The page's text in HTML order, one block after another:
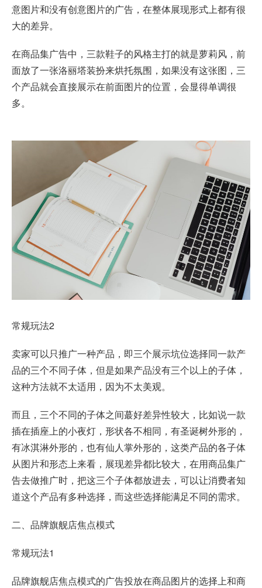
意图片和没有创意图片的广告，在整体展现形式上都有很
大的差异。
在商品集广告中，三款鞋子的风格主打的就是萝莉风，前
面放了一张洛丽塔装扮来烘托氛围，如果没有这张图，三
个产品就会直接展示在前面图片的位置，会显得单调很
多。
常规玩法2
卖家可以只推广一种产品，即三个展示坑位选择同一款产
品的三个不同子体，但是如果产品没有三个以上的子体，
这种方法就不太适用，因为不太美观。
而且，三个不同的子体之间蕞好差异性较大，比如说一款
插在插座上的小夜灯，形状各不相同，有圣诞树外形的，
有冰淇淋外形的，也有仙人掌外形的，这类产品的各子体
从图片和形态上来看，展现差异都比较大，在用商品集广
告去做推广时，把这三个子体都放进去，可以让消费者知
道这个产品有多种选择，而这些选择能满足不同的需求。
二、品牌旗舰店焦点模式
常规玩法1
品牌旗舰店焦点模式的广告投放在商品图片的选择上和商